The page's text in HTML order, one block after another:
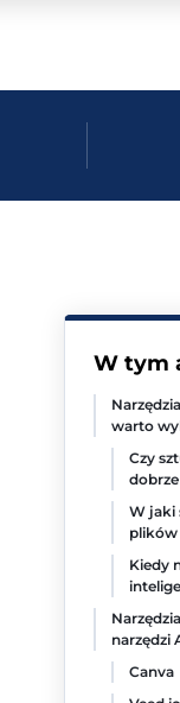
W tym
warto
Czy
W jaki
plików
Kiedy
narzędzi
Canva